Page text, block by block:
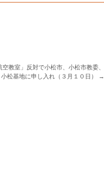
空教室」反対で小松市、小松市教委、
小松基地に申し入れ（３月１０日）
→